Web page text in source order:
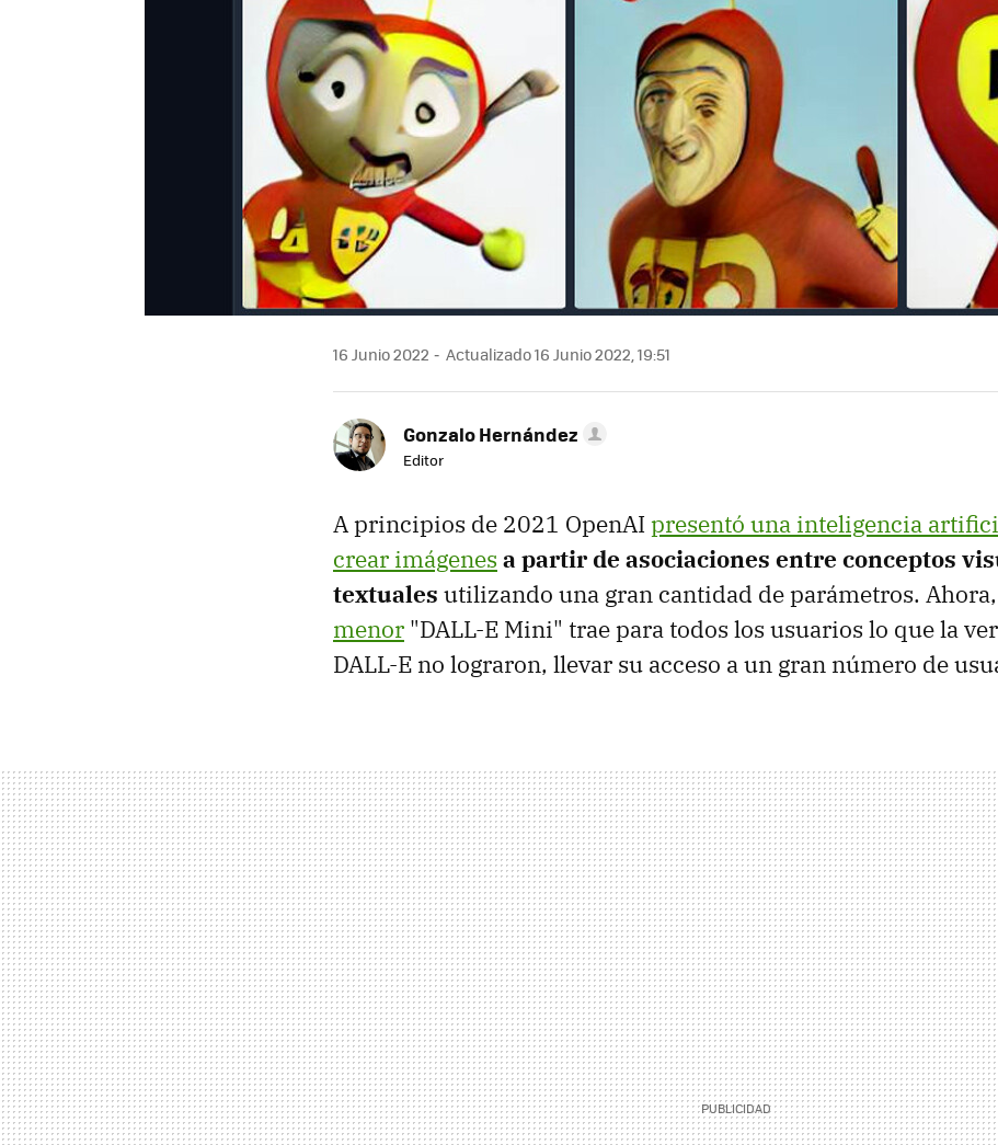
16 Junio 2022 Actualizado 16 Junio 2022, 19:51
Gonzalo Hernández
Editor
A principios de 2021 OpenAIpresentó una inteligencia
crear imágenes a partir de asociaciones entre conceptos
textuales utilizando una gran cantidad de parámetros. Ahora,
menor "DALL-E Mini" trae para todos los usuarios lo que la
DALL-E no lograron, llevar su acceso a un gran número de